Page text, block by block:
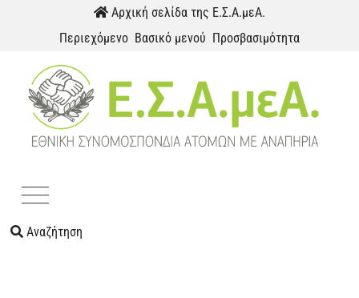
Παράκαμψη προς το περιεχόμενοΑρχική σελίδα της Ε.Σ.Α.μεΑ.
Περιεχόμενο Βασικό μενού Προσβασιμότητα
Αναζήτηση